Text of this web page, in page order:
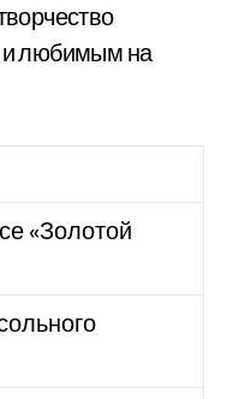
и любимым на
«Золотой